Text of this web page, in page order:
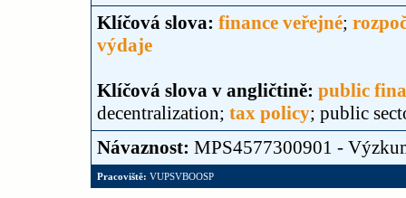
Klíčová slova: finance veřejné;
výdaje
Klíčová slova v angličtině: public
decentralization; tax policy; public
Návaznost: MPS4577300901 -
Pracoviště: VUPSVBOOSP